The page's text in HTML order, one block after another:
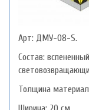
Арт: ДМУ-08-S.
Состав:
Толщина